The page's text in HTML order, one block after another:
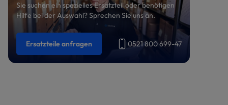
Sie suchen ein spezielles Ersatzteil oder benötigen
Hilfe bei der Auswahl? Sprechen Sie uns an.
Ersatzteile anfragen 0521 800 699-47